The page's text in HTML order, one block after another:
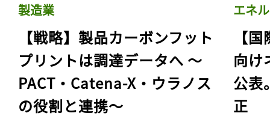
製造業
【戦略】製品カーボンフット
プリントは調達データへ 〜
PACT・Catena-X・ウラノス
の役割と連携〜
エネ
【
向け
公表
正